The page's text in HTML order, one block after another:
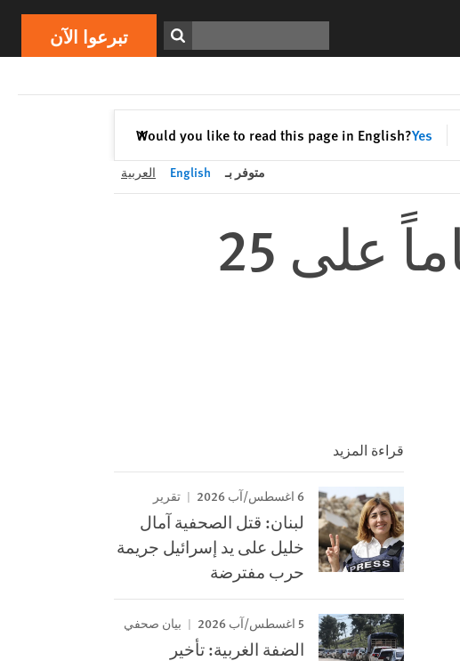
تبرعوا الآن
Would you like to read this page in English?Yes
✕إغلاق
Print تبرعوا الآن
متوفر بـ English العربية
مصر – الحكم بالسجن 15 عاماً على 25
قراءة المزيد
6 اغسطس/آب 2026 تقرير
لبنان: قتل الصحفية آمال
خليل على يد إسرائيل جريمة
حرب مفترضة
5 اغسطس/آب 2026 بيان صحفي
الضفة الغربية: تأخير